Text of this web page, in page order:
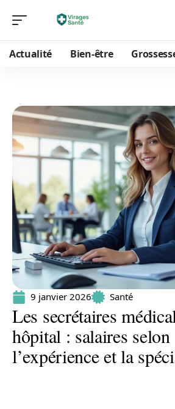
Actualité Bien-être
9 janvier 2026 Santé
Les secrétaires
hôpital : salaires selon
l’expérience et la